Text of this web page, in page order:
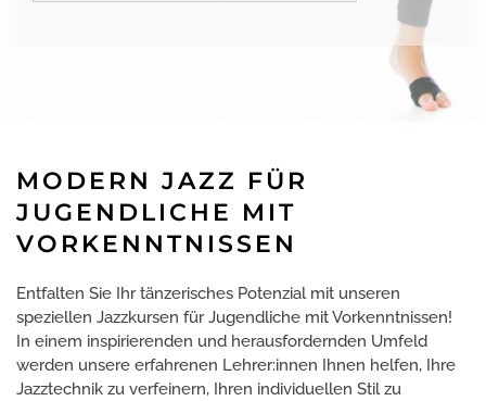
MODERN JAZZ FÜR
JUGENDLICHE MIT
VORKENNTNISSEN
Entfalten Sie Ihr tänzerisches Potenzial mit unseren
speziellen Jazzkursen für Jugendliche mit Vorkenntnissen!
In einem inspirierenden und herausfordernden Umfeld
werden unsere erfahrenen Lehrer:innen Ihnen helfen, Ihre
Jazztechnik zu verfeinern, Ihren individuellen Stil zu